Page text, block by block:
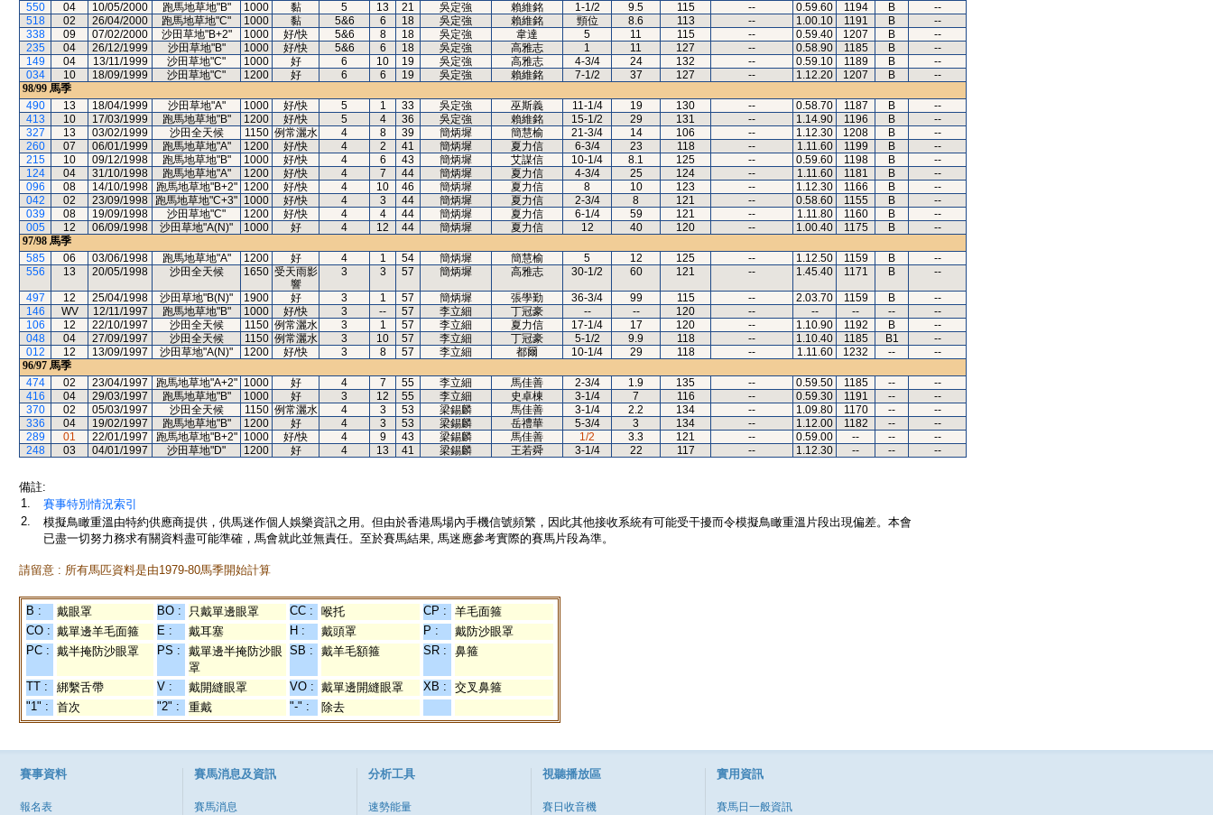
550
04 10/05/2000 跑馬地草地"B" 1000 黏 5 13 21 吳定強 賴維銘 1-1/2 9.5 115 -- 0.59.60 1194 B
--
518
02 26/04/2000 跑馬地草地"C" 1000 黏 5&6 6 18 吳定強 賴維銘 頸位 8.6 113 -- 1.00.10 1191 B
--
338
09 07/02/2000 沙田草地"B+2" 1000 好/快 5&6 8 18 吳定強 韋達 5 11 115 -- 0.59.40 1207 B
--
235
04 26/12/1999 沙田草地"B" 1000 好/快 5&6 6 18 吳定強 高雅志 1 11 127 -- 0.58.90 1185 B
--
149
04 13/11/1999 沙田草地"C" 1000 好 6 10 19 吳定強 高雅志 4-3/4 24 132 -- 0.59.10 1189 B
--
034
10 18/09/1999 沙田草地"C" 1200 好 6 6 19 吳定強 賴維銘 7-1/2 37 127 -- 1.12.20 1207 B
--
98/99 馬季
490
13 18/04/1999 沙田草地"A" 1000 好/快 5 1 33 吳定強 巫斯義 11-1/4 19 130 -- 0.58.70 1187 B
--
413
10 17/03/1999 跑馬地草地"B" 1200 好/快 5 4 36 吳定強 賴維銘 15-1/2 29 131 -- 1.14.90 1196 B
--
327
13 03/02/1999 沙田全天候 1150 例常灑水 4 8 39 簡炳墀 簡慧榆 21-3/4 14 106 -- 1.12.30 1208 B
--
260
07 06/01/1999 跑馬地草地"A" 1200 好/快 4 2 41 簡炳墀 夏力信 6-3/4 23 118 -- 1.11.60 1199 B
--
215
10 09/12/1998 跑馬地草地"B" 1000 好/快 4 6 43 簡炳墀 艾謀信 10-1/4 8.1 125 -- 0.59.60 1198 B
--
124
04 31/10/1998 跑馬地草地"A" 1200 好/快 4 7 44 簡炳墀 夏力信 4-3/4 25 124 -- 1.11.60 1181 B
--
096
08 14/10/1998 跑馬地草地"B+2" 1200 好/快 4 10 46 簡炳墀 夏力信 8 10 123 -- 1.12.30 1166 B
--
042
02 23/09/1998 跑馬地草地"C+3" 1000 好/快 4 3 44 簡炳墀 夏力信 2-3/4 8 121 -- 0.58.60 1155 B
--
039
08 19/09/1998 沙田草地"C" 1200 好/快 4 4 44 簡炳墀 夏力信 6-1/4 59 121 -- 1.11.80 1160 B
--
005
12 06/09/1998 沙田草地"A(N)" 1000 好 4 12 44 簡炳墀 夏力信 12 40 120 -- 1.00.40 1175 B
--
97/98 馬季
585
06 03/06/1998 跑馬地草地"A" 1200 好 4 1 54 簡炳墀 簡慧榆 5 12 125 -- 1.12.50 1159 B
--
556
13 20/05/1998 沙田全天候 1650 受天雨影
響
3 3 57 簡炳墀 高雅志 30-1/2 60 121 -- 1.45.40 1171 B --
497 12 25/04/1998 沙田草地"B(N)" 1900 好 3 1 57 簡炳墀 張學勤 36-3/4 99 115 -- 2.03.70 1159 B
--
146
WV 12/11/1997 跑馬地草地"B" 1000 好/快 3 -- 57 李立細 丁冠豪 -- -- 120 -- -- -- --
--
106
12 22/10/1997 沙田全天候 1150 例常灑水 3 1 57 李立細 夏力信 17-1/4 17 120 -- 1.10.90 1192 B
--
048
04 27/09/1997 沙田全天候 1150 例常灑水 3 10 57 李立細 丁冠豪 5-1/2 9.9 118 -- 1.10.40 1185 B1
--
012
12 13/09/1997 沙田草地"A(N)" 1200 好/快 3 8 57 李立細 都爾 10-1/4 29 118 -- 1.11.60 1232 --
--
96/97 馬季
474
02 23/04/1997 跑馬地草地"A+2" 1000 好 4 7 55 李立細 馬佳善 2-3/4 1.9 135 -- 0.59.50 1185 --
--
416
04 29/03/1997 跑馬地草地"B" 1000 好 3 12 55 李立細 史卓棟 3-1/4 7 116 -- 0.59.30 1191 --
--
370
02 05/03/1997 沙田全天候 1150 例常灑水 4 3 53 梁錫麟 馬佳善 3-1/4 2.2 134 -- 1.09.80 1170 --
--
336
04 19/02/1997 跑馬地草地"B" 1200 好 4 3 53 梁錫麟 岳禮華 5-3/4 3 134 -- 1.12.00 1182 --
--
289
01 22/01/1997 跑馬地草地"B+2" 1000 好/快 4 9 43 梁錫麟 馬佳善 1/2 3.3 121 -- 0.59.00 -- --
--
248
03 04/01/1997 沙田草地"D" 1200 好 4 13 41 梁錫麟 王若舜 3-1/4 22 117 -- 1.12.30 -- -- --
備註:
1.
賽事特別情況索引
2.
模擬鳥瞰重溫由特約供應商提供，供馬迷作個人娛樂資訊之用。但由於香港馬場內手機信號頻繁，因此其他接收系統有可能受干擾而令模擬鳥瞰重溫片段出現偏差。本會
已盡一切努力務求有關資料盡可能準確，馬會就此並無責任。至於賽馬結果, 馬迷應參考實際的賽馬片段為準。
請留意 : 所有馬匹資料是由1979-80馬季開始計算
B : 戴眼罩 BO : 只戴單邊眼罩 CC : 喉托 CP :
羊毛面箍
CO : 戴單邊羊毛面箍 E : 戴耳塞 H : 戴頭罩 P :
戴防沙眼罩
PC : 戴半掩防沙眼罩 PS :
戴單邊半掩防沙眼
罩
SB : 戴羊毛額箍 SR : 鼻箍
TT : 綁繫舌帶 V : 戴開縫眼罩 VO : 戴單邊開縫眼罩 XB :
交叉鼻箍
"1" :
首次 "2" : 重戴 "-" : 除去
賽事資料
報名表
賽馬消息及資訊
賽馬消息
分析工具
速勢能量
視聽播放區
賽日收音機
實用資訊
賽馬日一般資訊